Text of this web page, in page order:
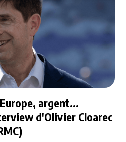
argent...
d'Olivier Cloarec